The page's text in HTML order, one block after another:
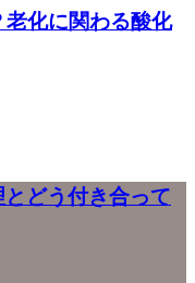
化に関わる酸化
どう付き合って